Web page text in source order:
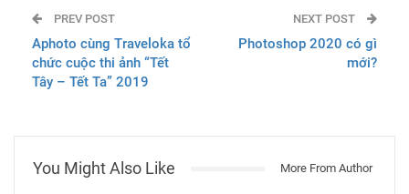
PREV POST
Aphoto cùng Traveloka tổ
chức cuộc thi ảnh “Tết
Tây – Tết Ta” 2019
NEXT POST
Photoshop 2020 có gì
mới?
You Might Also Like More From Author